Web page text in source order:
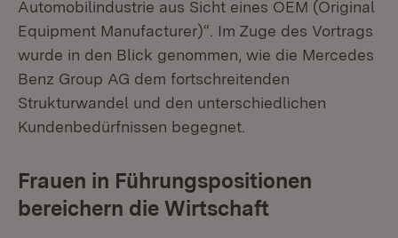
Automobilindustrie aus Sicht eines OEM (Original
Equipment Manufacturer)“. Im Zuge des Vortrags
wurde in den Blick genommen, wie die Mercedes
Benz Group AG dem fortschreitenden
Strukturwandel und den unterschiedlichen
Kundenbedürfnissen begegnet.
Frauen in Führungspositionen
bereichern die Wirtschaft